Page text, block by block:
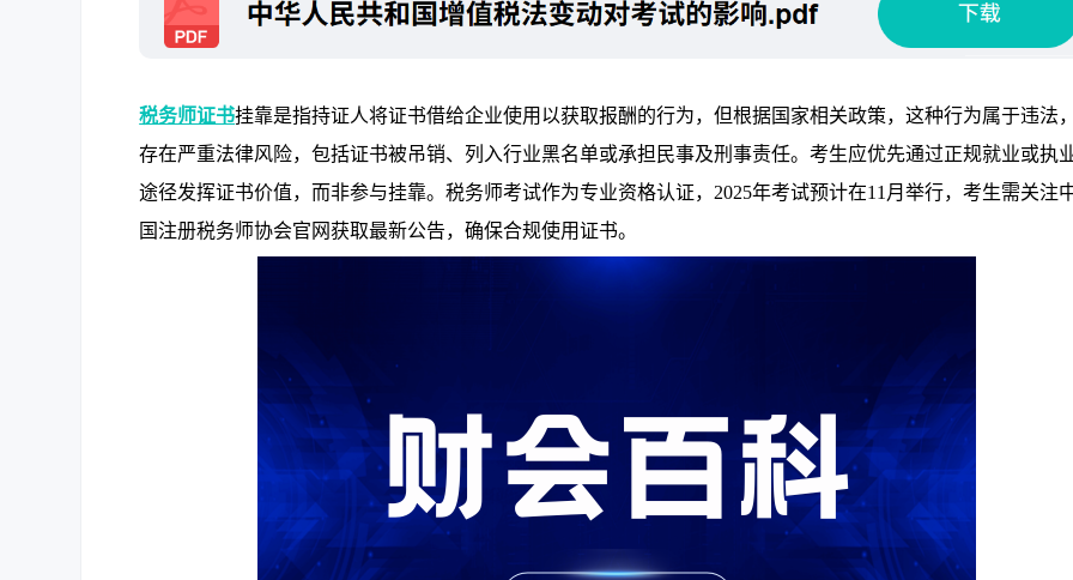
税务师证书挂靠是指持证人将证书借给企业使用以获取报酬的行为，但根据国家相关政策，这种行为属于违法，
存在严重法律风险，包括证书被吊销、列入行业黑名单或承担民事及刑事责任。考生应优先通过正规就业或执
途径发挥证书价值，而非参与挂靠。税务师考试作为专业资格认证，2025年考试预计在11月举行，考生需关注
国注册税务师协会官网获取最新公告，确保合规使用证书。